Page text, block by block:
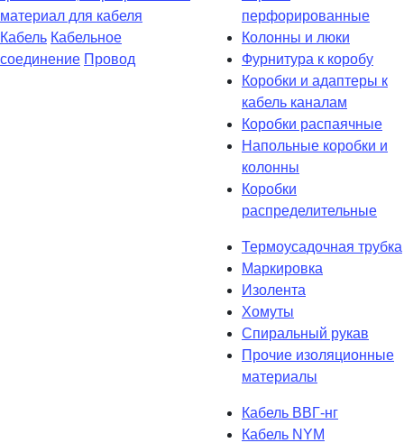
материал для кабеля
Кабель Кабельное
соединение Провод
перфорированные
Колонны и люки
Фурнитура к коробу
Коробки и адаптеры к
кабель каналам
Коробки распаячные
Напольные коробки и
колонны
Коробки
распределительные
Термоусадочная трубка
Маркировка
Изолента
Хомуты
Спиральный рукав
Прочие изоляционные
материалы
Кабель ВВГ-нг
Кабель NYM